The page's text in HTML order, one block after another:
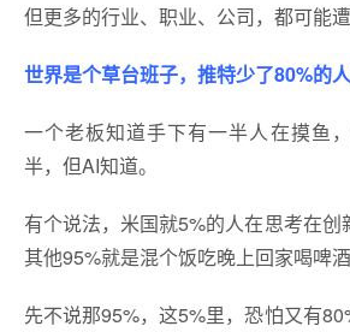
但更多的行业、职业、公司，都可能遭
世界是个草台班子，推特少了80%的人
一个老板知道手下有一半人在摸鱼
半，但AI知道。
有个说法，米国就5%的人在思考在创
其他95%就是混个饭吃晚上回家喝啤酒
先不说那95%，这5%里，恐怕又有